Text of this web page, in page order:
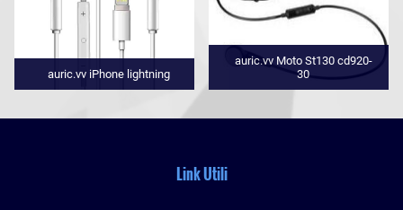
auric.vv iPhone lightning
auric.vv Moto St130 cd920-
30
Link Utili